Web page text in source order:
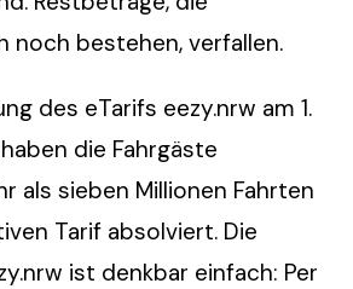
bestehen, verfallen.
des eTarifs eezy.nrw am 1.
die Fahrgäste
als sieben Millionen Fahrten
Tarif absolviert. Die
ist denkbar einfach: Per